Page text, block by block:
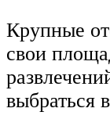
Крупные
свои
выбраться